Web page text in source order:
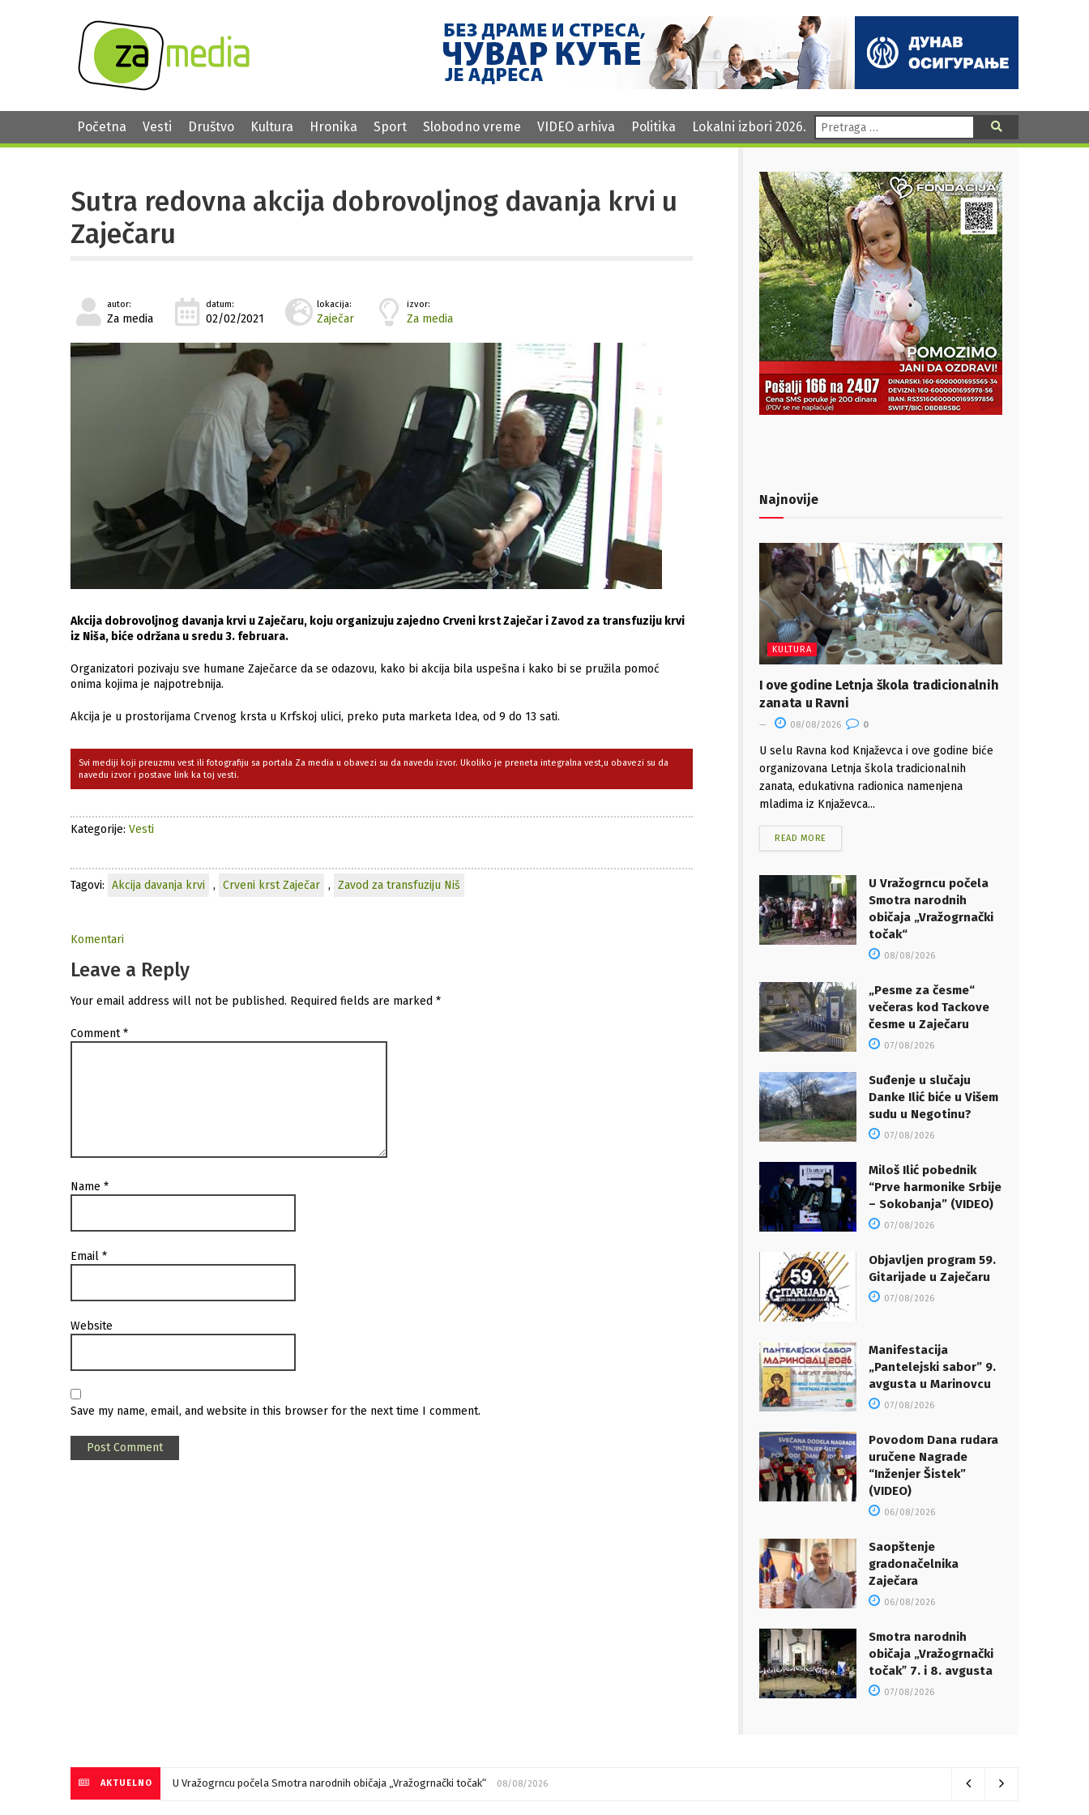
Početna Vesti Društvo Kultura Hronika Sport Slobodno vreme VIDEO arhiva Politika Lokalni izbori 2026. Pretraga:
Sutra redovna akcija dobrovoljnog davanja krvi u
Zaječaru
autor:
Za media
datum:
02/02/2021
lokacija:
Zaječar
izvor:
Za media
Akcija dobrovoljnog davanja krvi u Zaječaru, koju organizuju zajedno Crveni krst Zaječar i Zavod za transfuziju krvi
iz Niša, biće održana u sredu 3. februara.
Organizatori pozivaju sve humane Zaječarce da se odazovu, kako bi akcija bila uspešna i kako bi se pružila pomoć
onima kojima je najpotrebnija.
Akcija je u prostorijama Crvenog krsta u Krfskoj ulici, preko puta marketa Idea, od 9 do 13 sati.
Svi mediji koji preuzmu vest ili fotografiju sa portala Za media u obavezi su da navedu izvor. Ukoliko je preneta integralna vest,u obavezi su da
navedu izvor i postave link ka toj vesti.
Kategorije: Vesti
Tagovi: Akcija davanja krvi , Crveni krst Zaječar , Zavod za transfuziju Niš
Komentari
Leave a Reply
Your email address will not be published. Required fields are marked *
Comment*
Name *
Email *
Website
Save my name, email, and website in this browser for the next time I comment.
Najnovije
KULTURA
I ove godine Letnja škola tradicionalnih
zanata u Ravni
08/08/2026 0
U selu Ravna kod Knjaževca i ove godine biće
organizovana Letnja škola tradicionalnih
zanata, edukativna radionica namenjena
mladima iz Knjaževca...
READ MORE
U Vražogrncu počela
Smotra narodnih
običaja „Vražogrnački
točak“
08/08/2026
„Pesme za česme“
večeras kod Tackove
česme u Zaječaru
07/08/2026
Suđenje u slučaju
Danke Ilić biće u Višem
sudu u Negotinu?
07/08/2026
Miloš Ilić pobednik
“Prve harmonike Srbije
– Sokobanja” (VIDEO)
07/08/2026
Objavljen program 59.
Gitarijade u Zaječaru
07/08/2026
Manifestacija
„Pantelejski sabor” 9.
avgusta u Marinovcu
07/08/2026
Povodom Dana rudara
uručene Nagrade
“Inženjer Šistek”
(VIDEO)
06/08/2026
Saopštenje
gradonačelnika
Zaječara
06/08/2026
Smotra narodnih
običaja „Vražogrnački
točakˮ 7. i 8. avgusta
07/08/2026
AKTUELNO U Vražogrncu počela Smotra narodnih običaja „Vražogrnački točak“ 08/08/2026